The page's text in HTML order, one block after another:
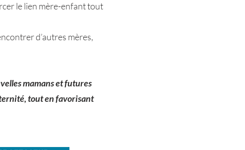
le lien mère-enfant tout
d’autres mères,
mamans et futures
tout en favorisant